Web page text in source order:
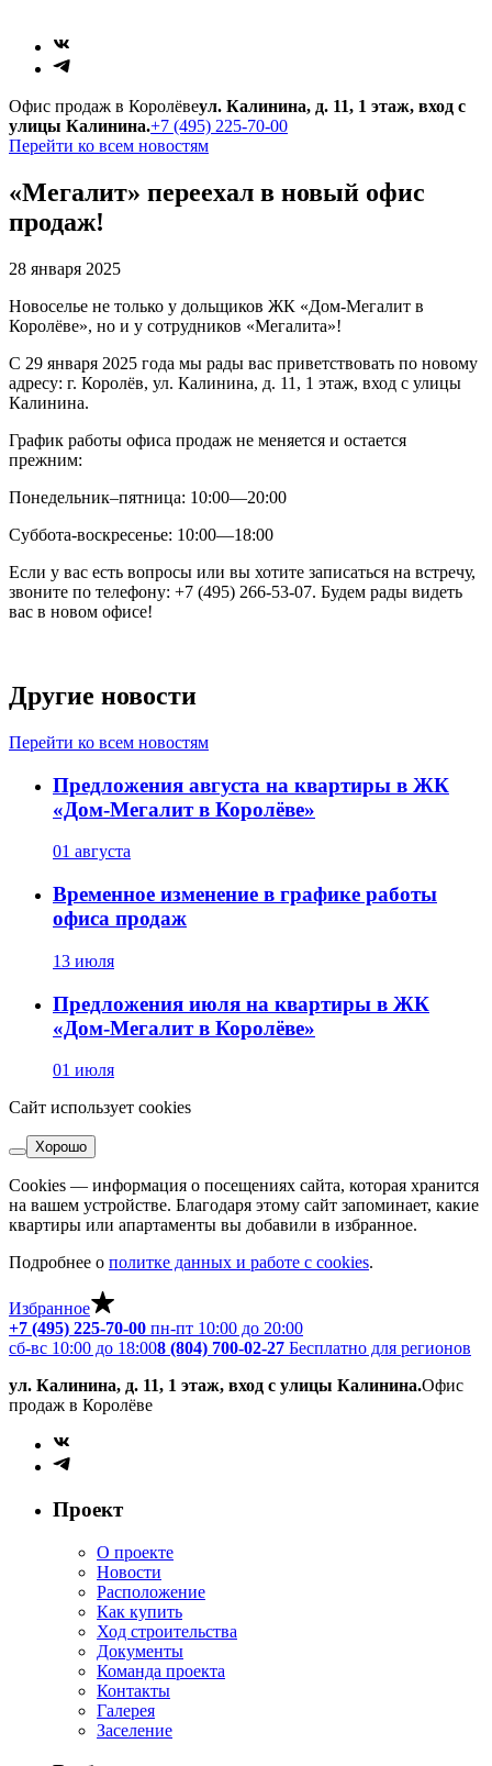
Офис продаж в Королёвеул. Калинина, д. 11, 1 этаж, вход с
улицы Калинина.+7 (495) 225-70-00
Перейти ко всем новостям
«Мегалит» переехал в новый офис
продаж!
28 января 2025
Новоселье не только у дольщиков ЖК «Дом-Мегалит в
Королёве», но и у сотрудников «Мегалита»!
С 29 января 2025 года мы рады вас приветствовать по новому
адресу: г. Королёв, ул. Калинина, д. 11, 1 этаж, вход с улицы
Калинина.
График работы офиса продаж не меняется и остается
прежним:
Понедельник–пятница: 10:00—20:00
Суббота-воскресенье: 10:00—18:00
Если у вас есть вопросы или вы хотите записаться на встречу,
звоните по телефону: +7 (495) 266‐53‐07. Будем рады видеть
вас в новом офисе!
Другие новости
Перейти ко всем новостям
Предложения августа на квартиры в ЖК
«Дом-Мегалит в Королёве»
01 августа
Временное изменение в графике работы
офиса продаж
13 июля
Предложения июля на квартиры в ЖК
«Дом-Мегалит в Королёве»
01 июля
Сайт использует cookies
Хорошо
Cookies — информация о посещениях сайта, которая хранится
на вашем устройстве. Благодаря этому сайт запоминает, какие
квартиры или апартаменты вы добавили в избранное.
Подробнее о политке данных и работе с cookies.
Избранное
+7 (495) 225-70-00 пн-пт 10:00 до 20:00
сб-вс 10:00 до 18:008 (804) 700-02-27 Бесплатно для регионов
ул. Калинина, д. 11, 1 этаж, вход с улицы Калинина.Офис
продаж в Королёве
Проект
О проекте
Новости
Расположение
Как купить
Ход строительства
Документы
Команда проекта
Контакты
Галерея
Заселение